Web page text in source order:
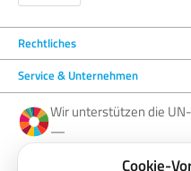
Rechtliches
Service & Unternehmen
Wir unterstützen die
—
Cookie-